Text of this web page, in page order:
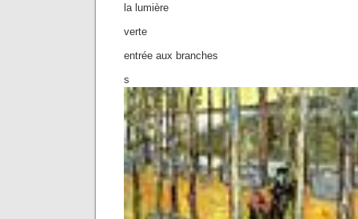
la lumière
verte
entrée aux branches
s